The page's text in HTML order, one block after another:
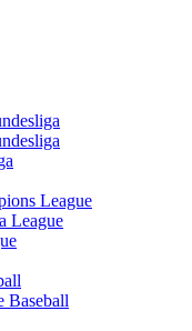
League
League
Baseball